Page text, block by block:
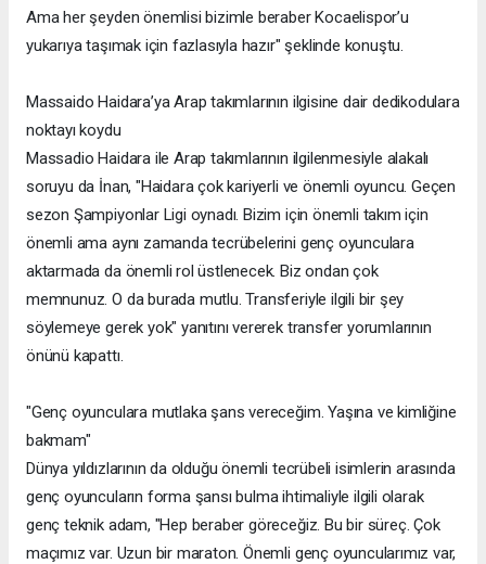
Ama her şeyden önemlisi bizimle beraber Kocaelispor’u
yukarıya taşımak için fazlasıyla hazır" şeklinde konuştu.
Massaido Haidara’ya Arap takımlarının ilgisine dair dedikodulara
noktayı koydu
Massadio Haidara ile Arap takımlarının ilgilenmesiyle alakalı
soruyu da İnan, "Haidara çok kariyerli ve önemli oyuncu. Geçen
sezon Şampiyonlar Ligi oynadı. Bizim için önemli takım için
önemli ama aynı zamanda tecrübelerini genç oyunculara
aktarmada da önemli rol üstlenecek. Biz ondan çok
memnunuz. O da burada mutlu. Transferiyle ilgili bir şey
söylemeye gerek yok" yanıtını vererek transfer yorumlarının
önünü kapattı.
"Genç oyunculara mutlaka şans vereceğim. Yaşına ve kimliğine
bakmam"
Dünya yıldızlarının da olduğu önemli tecrübeli isimlerin arasında
genç oyuncuların forma şansı bulma ihtimaliyle ilgili olarak
genç teknik adam, "Hep beraber göreceğiz. Bu bir süreç. Çok
maçımız var. Uzun bir maraton. Önemli genç oyuncularımız var,